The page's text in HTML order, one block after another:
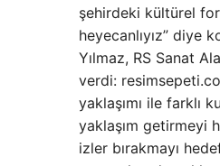
şehirdeki kültürel
heyecanlıyız” diye
Yılmaz, RS Sanat
verdi:
yaklaşımı ile farklı
yaklaşım getirmeyi
izler bırakmayı